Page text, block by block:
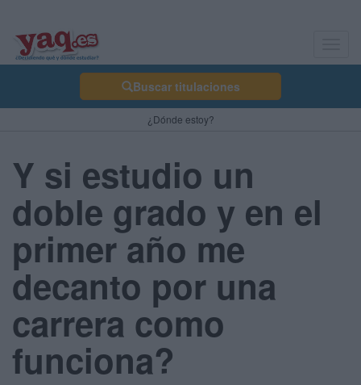
Buscar titulaciones
¿Dónde estoy?
Y si estudio un
doble grado y en el
primer año me
decanto por una
carrera como
funciona?